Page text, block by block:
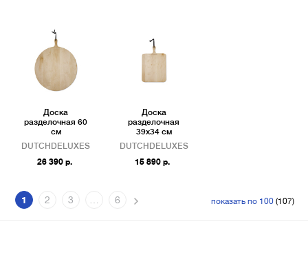
Доска
разделочная 60
см
DUTCHDELUXES
26 390 р.
Доска
разделочная
39х34 см
DUTCHDELUXES
15 890 р.
1 2 3 … 6 показать по 100 (107)